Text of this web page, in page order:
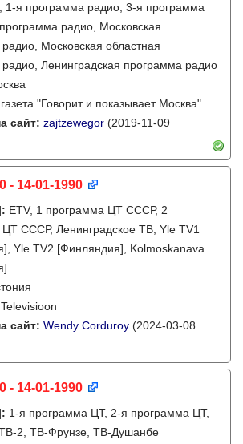
1-я программа радио, 3-я программа
радио, Московская
Московская областная
Ленинградская программа радио
газета "Говорит и показывает Москва"
сайт: zajtzewegor (2019-11-09
- 14-01-1990
: ETV, 1 программа ЦТ СССР, 2
СССР, Ленинградское ТВ, Yle TV1
Yle TV2 [Финляндия], Kolmoskanava
Televisioon
сайт: Wendy Corduroy (2024-03-08
- 14-01-1990
: 1-я программа ЦТ, 2-я программа ЦТ,
2, ТВ-Фрунзе, ТВ-Душанбе